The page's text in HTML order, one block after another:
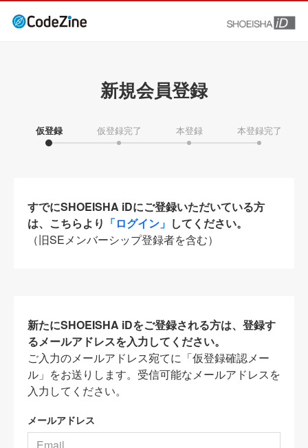
新規会員登録
仮登録 仮登録完了 本登録 本登録完了
すでにSHOEISHA iDにご登録いただいている方
は、こちらより 「ログイン」 してください。
（旧SEメンバーシップ登録者を含む）
新たにSHOEISHA iDをご登録される方は、登録す
るメールアドレスを入力してください。
ご入力のメールアドレス宛てに「仮登録確認メー
ル」をお送りします。受信可能なメールアドレスを
入力してください。
メールアドレス